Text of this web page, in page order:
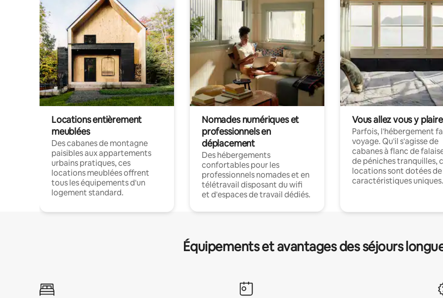
Locations entièrement
meublées
Des cabanes de montagne
paisibles aux appartements
urbains pratiques, ces
locations meublées offrent
tous les équipements d'un
logement standard.
Nomades numériques et
professionnels en
déplacement
Des hébergements
confortables pour les
professionnels nomades et en
télétravail disposant du wifi
et d'espaces de travail dédiés.
Vous allez vous y plaire
Parfois, l'hébergement
voyage. Qu'il s'agisse de
cabanes à flanc de
de péniches tranquilles,
locations sont dotées de
caractéristiques uniques.
Équipements et avantages des séjours